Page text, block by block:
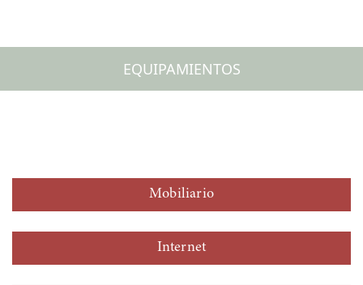
EQUIPAMIENTOS
Mobiliario
Internet